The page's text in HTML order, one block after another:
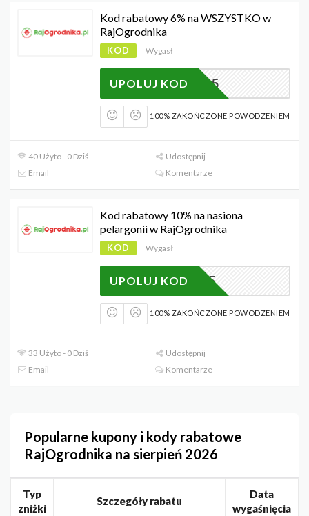
Kod rabatowy 6% na WSZYSTKO w
RajOgrodnika
KOD Wygasł
ROK25
UPOLUJ KOD
100% ZAKOŃCZONE POWODZENIEM
40 Użyto - 0 Dziś
Udostępnij
Email
Komentarze
Kod rabatowy 10% na nasiona
pelargonii w RajOgrodnika
KOD Wygasł
PEL25
UPOLUJ KOD
100% ZAKOŃCZONE POWODZENIEM
33 Użyto - 0 Dziś
Udostępnij
Email
Komentarze
Popularne kupony i kody rabatowe
RajOgrodnika na sierpień 2026
Typ
zniżki
Szczegóły rabatu
Data
wygaśnięcia